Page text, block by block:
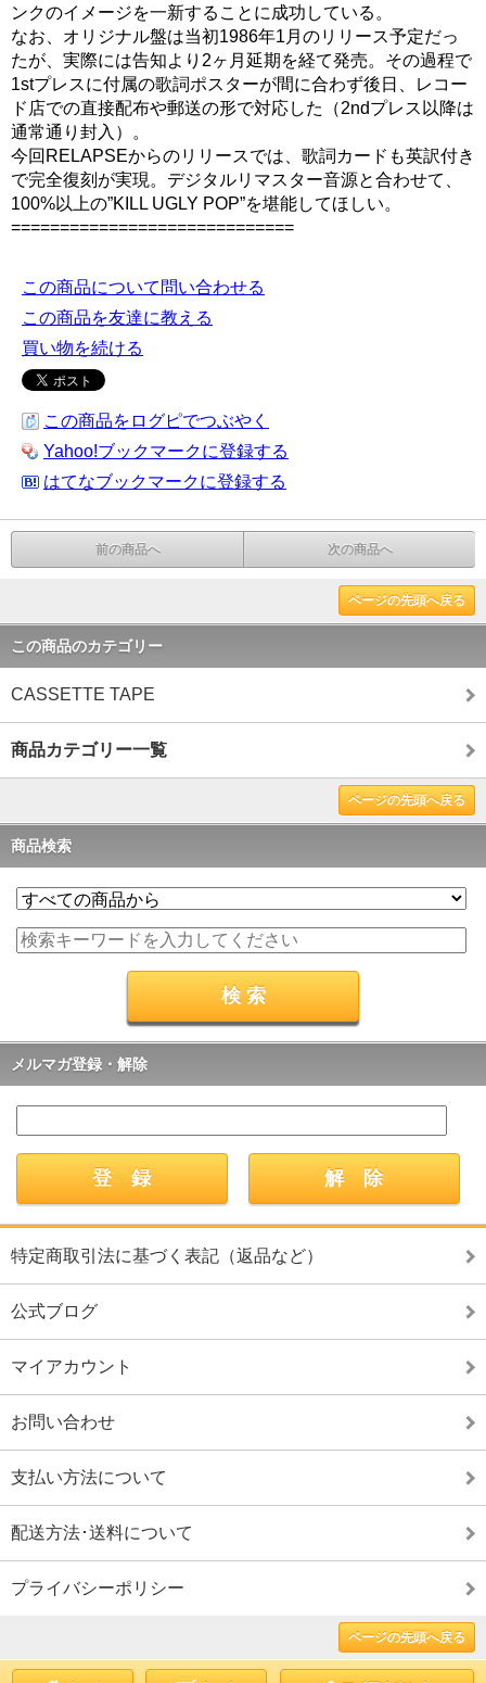
ンクのイメージを一新することに成功している。
なお、オリジナル盤は当初1986年1月のリリース予定だっ
たが、実際には告知より2ヶ月延期を経て発売。その過程で
1stプレスに付属の歌詞ポスターが間に合わず後日、レコー
ド店での直接配布や郵送の形で対応した（2ndプレス以降は
通常通り封入）。
今回RELAPSEからのリリースでは、歌詞カードも英訳付き
で完全復刻が実現。デジタルリマスター音源と合わせて、
100%以上の”KILL UGLY POP”を堪能してほしい。
=============================
この商品について問い合わせる
この商品を友達に教える
買い物を続ける
この商品をログピでつぶやく
Yahoo!ブックマークに登録する
はてなブックマークに登録する
前の商品へ 次の商品へ
ページの先頭へ戻る
この商品のカテゴリー
CASSETTE TAPE
商品カテゴリー一覧
ページの先頭へ戻る
商品検索
メルマガ登録・解除
特定商取引法に基づく表記（返品など）
公式ブログ
マイアカウント
お問い合わせ
支払い方法について
配送方法･送料について
プライバシーポリシー
ページの先頭へ戻る